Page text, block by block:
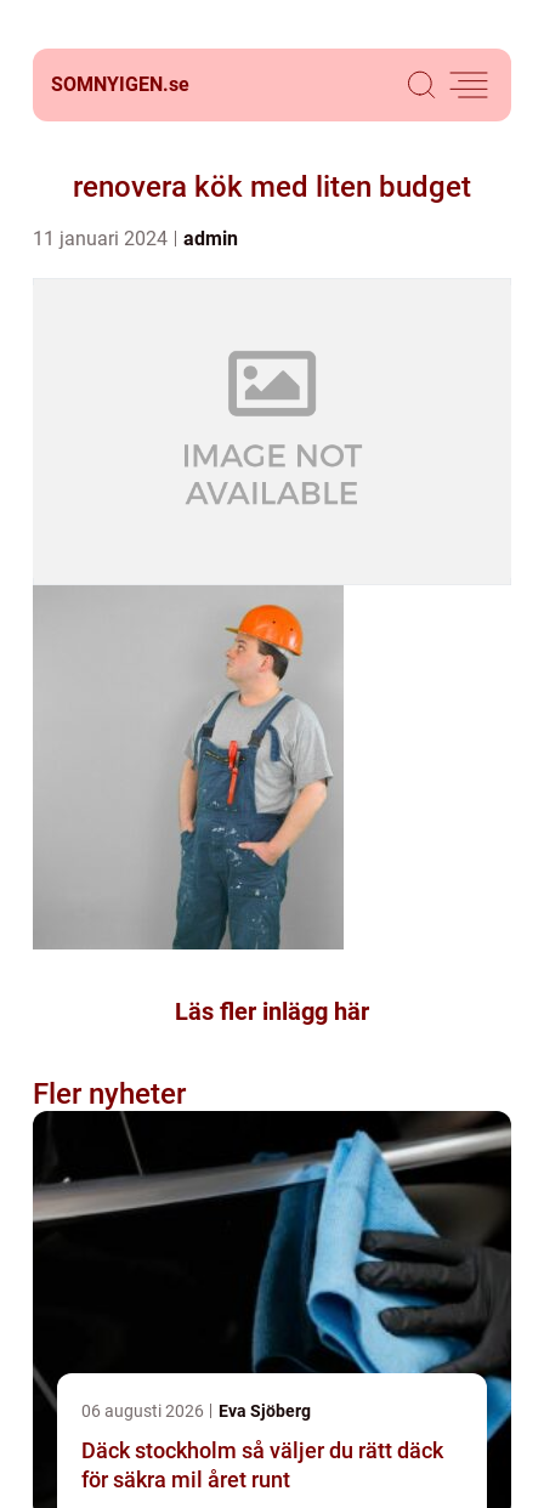
SOMNYIGEN.se
renovera kök med liten budget
11 januari 2024 admin
Läs fler inlägg här
Fler nyheter
06 augusti 2026 Eva Sjöberg
Däck stockholm så väljer du rätt däck
för säkra mil året runt